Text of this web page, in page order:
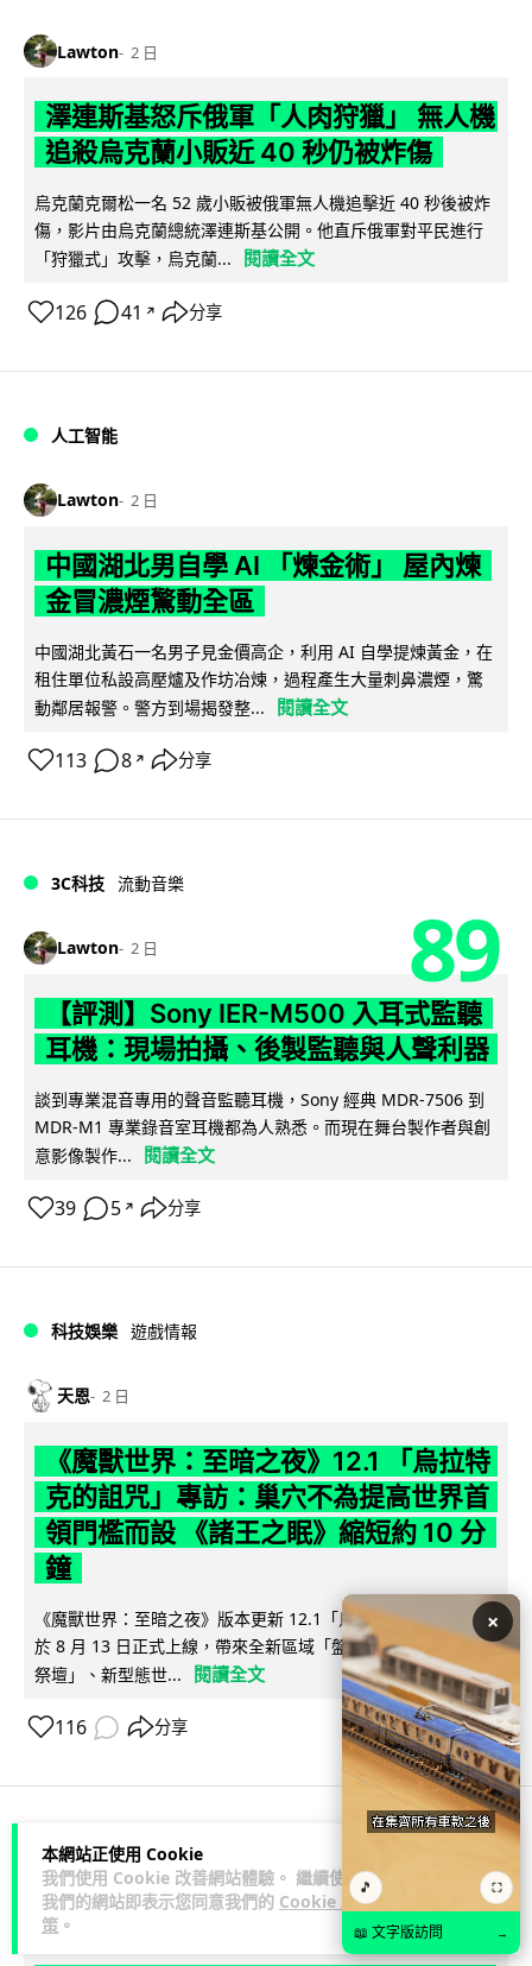
本網站正使用 Cookie
我們使用 Cookie 改善網站體驗。 繼續使用
我們的網站即表示您同意我們的 Cookie 政
策 。
Lawton 2 日
澤連斯基怒斥俄軍「人肉狩獵」 無人機
追殺烏克蘭小販近 40 秒仍被炸傷
烏克蘭克爾松一名 52 歲小販被俄軍無人機追擊近 40 秒後被炸
傷，影片由烏克蘭總統澤連斯基公開。他直斥俄軍對平民進行
「狩獵式」攻擊，烏克蘭...
閱讀全文
126 41 ↗ 分享
人工智能
Lawton 2 日
中國湖北男自學 AI 「煉金術」 屋內煉
金冒濃煙驚動全區
中國湖北黃石一名男子見金價高企，利用 AI 自學提煉黃金，在
租住單位私設高壓爐及作坊冶煉，過程產生大量刺鼻濃煙，驚
動鄰居報警。警方到場揭發整...
閱讀全文
113 8 ↗ 分享
3C科技 流動音樂
Lawton 2 日 89
【評測】Sony IER-M500 入耳式監聽
耳機：現場拍攝、後製監聽與人聲利器
談到專業混音專用的聲音監聽耳機，Sony 經典 MDR-7506 到
MDR-M1 專業錄音室耳機都為人熟悉。而現在舞台製作者與創
意影像製作...
閱讀全文
39 5 ↗ 分享
科技娛樂 遊戲情報
天恩 2 日
《魔獸世界：至暗之夜》12.1 「烏拉特
克的詛咒」專訪：巢穴不為提高世界首
領門檻而設 《諸王之眠》縮短約 10 分
鐘
《魔獸世界：至暗之夜》版本更新 12.1「烏拉特克的詛咒」將
於 8 月 13 日正式上線，帶來全新區域「盤蛇島」、地城「毒牙
祭壇」、新型態世...
閱讀全文
116 分享
科技娛樂 遊戲情報
Lawton 2 日
×
🎵 ⛶
📖 文字版訪問 →